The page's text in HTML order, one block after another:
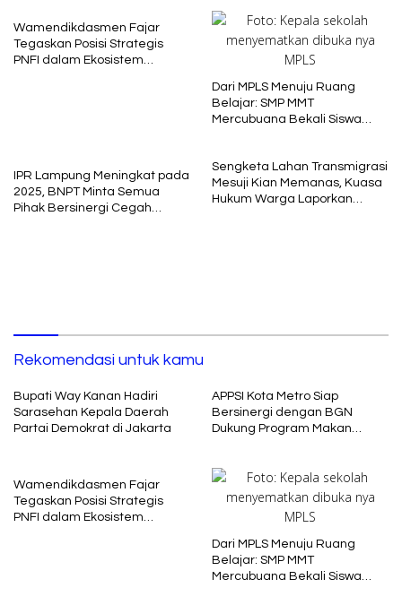
Wamendikdasmen Fajar
Tegaskan Posisi Strategis
PNFI dalam Ekosistem
Dari MPLS Menuju Ruang
Belajar: SMP MMT
Mercubuana Bekali Siswa
IPR Lampung Meningkat pada
2025, BNPT Minta Semua
Pihak Bersinergi Cegah
Sengketa Lahan Transmigrasi
Mesuji Kian Memanas, Kuasa
Hukum Warga Laporkan
Rekomendasi untuk kamu
Bupati Way Kanan Hadiri
Sarasehan Kepala Daerah
Partai Demokrat di Jakarta
APPSI Kota Metro Siap
Bersinergi dengan BGN
Dukung Program Makan
Wamendikdasmen Fajar
Tegaskan Posisi Strategis
PNFI dalam Ekosistem
Dari MPLS Menuju Ruang
Belajar: SMP MMT
Mercubuana Bekali Siswa